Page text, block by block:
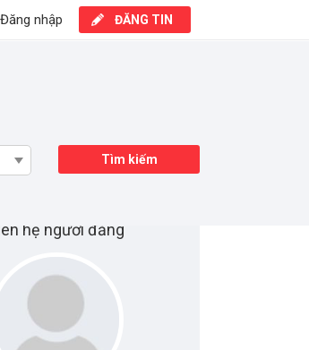
hệ người đăng
Tìm kiếm
ĐĂNG TIN
Đăng nhập